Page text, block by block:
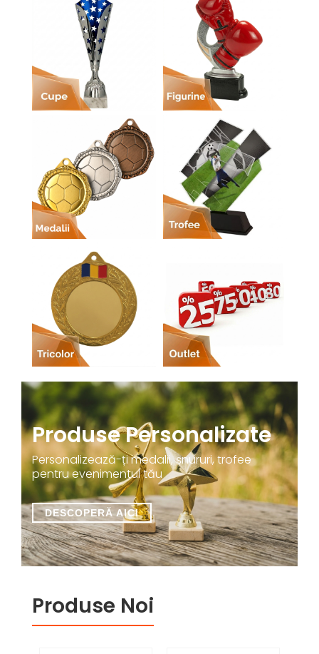
Tenis de camp
Tenis de Masa
Volei
Alte ramuri sportive
Produse Personalizate
Personalizează-ți medalii, șnururi, trofee
pentru evenimentul tău
Produse Noi